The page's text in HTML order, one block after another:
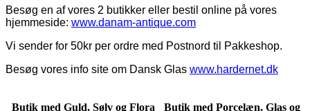
Besøg en af vores 2 butikker eller bestil online på vores
hjemmeside: www.danam-antique.com
Vi sender for 50kr per ordre med Postnord til Pakkeshop.
Besøg vores info site om Dansk Glas www.hardernet.dk
Butik med Guld, Sølv og Flora
Butik med Porcelæn, Glas og